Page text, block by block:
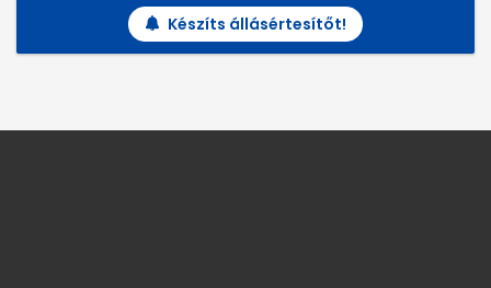
Készíts állásértesítőt!